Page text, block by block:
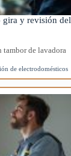
gira y revisión del
tambor de lavadora
de electrodomésticos